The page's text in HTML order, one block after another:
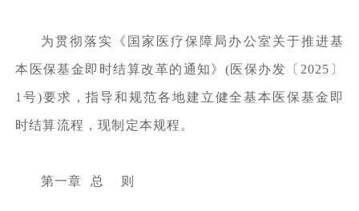
为贯彻落实《国家医疗保障局办公室关于推进基
本医保基金即时结算改革的通知》(医保办发〔2025〕
1号)要求，指导和规范各地建立健全基本医保基金即
时结算流程，现制定本规程。
第一章 总 则